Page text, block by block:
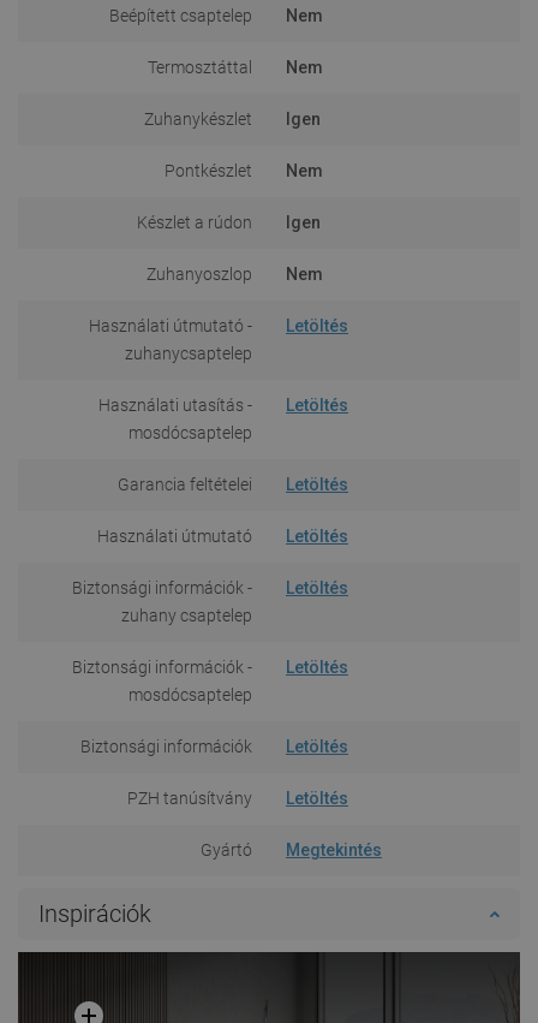
Beépített csaptelep Nem
Termosztáttal Nem
Zuhanykészlet Igen
Pontkészlet Nem
Készlet a rúdon Igen
Zuhanyoszlop Nem
Használati útmutató -
zuhanycsaptelep
Letöltés
Használati utasítás -
mosdócsaptelep
Letöltés
Garancia feltételei Letöltés
Használati útmutató Letöltés
Biztonsági információk -
zuhany csaptelep
Letöltés
Biztonsági információk -
mosdócsaptelep
Letöltés
Biztonsági információk Letöltés
PZH tanúsítvány Letöltés
Gyártó Megtekintés
Inspirációk